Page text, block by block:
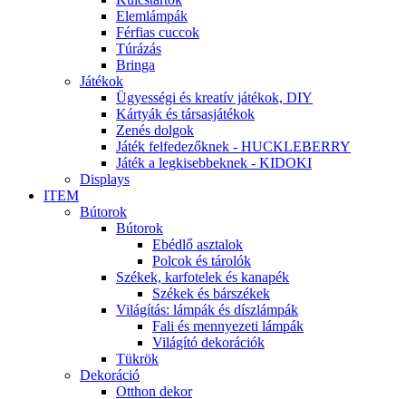
Elemlámpák
Férfias cuccok
Túrázás
Bringa
Játékok
Ügyességi és kreatív játékok, DIY
Kártyák és társasjátékok
Zenés dolgok
Játék felfedezőknek - HUCKLEBERRY
Játék a legkisebbeknek - KIDOKI
Displays
ITEM
Bútorok
Bútorok
Ebédlő asztalok
Polcok és tárolók
Székek, karfotelek és kanapék
Székek és bárszékek
Világítás: lámpák és díszlámpák
Fali és mennyezeti lámpák
Világító dekorációk
Tükrök
Dekoráció
Otthon dekor